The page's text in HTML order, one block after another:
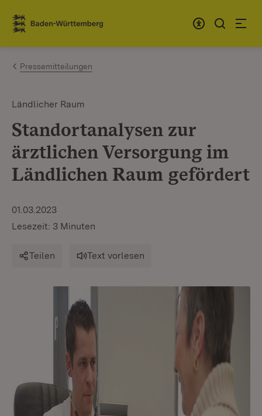
Zum Inhalt springen
Link zur Startseite
Pressemitteilungen
Ländlicher Raum
Standortanalysen zur
ärztlichen Versorgung im
Ländlichen Raum gefördert
01.03.2023
Lesezeit: 3 Minuten
Teilen Text vorlesen